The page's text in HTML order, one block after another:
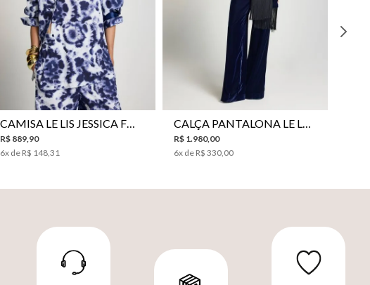
36 38 40 42 44 46
CAMISA LE LIS JESSICA FEMININA
R$ 889,90
6x de R$ 148,31
34 36 38
CALÇA PANTALONA LE LIS SONIA FEMININA
R$ 1.980,00
6x de R$ 330,00